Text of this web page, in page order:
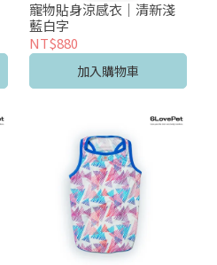
寵物貼身涼感衣｜清新淺
藍白字
NT$880
加入購物車